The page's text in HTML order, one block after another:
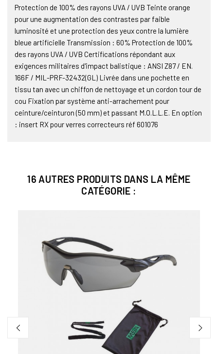
Protection de 100% des rayons UVA / UVB Teinte orange
pour une augmentation des contrastes par faible
luminosité et une protection des yeux contre la lumière
bleue artificielle Transmission : 60% Protection de 100%
des rayons UVA / UVB Certifications répondant aux
exigences militaires d'impact balistique : ANSI Z87 / EN.
166F / MIL-PRF-32432(GL) Livrée dans une pochette en
tissu tan avec un chiffon de nettoyage et un cordon tour de
cou Fixation par système anti-arrachement pour
ceinture/ceinturon (50 mm) et passant M.O.L.L.E. En option
: insert RX pour verres correcteurs réf 601076
16 AUTRES PRODUITS DANS LA MÊME
CATÉGORIE :